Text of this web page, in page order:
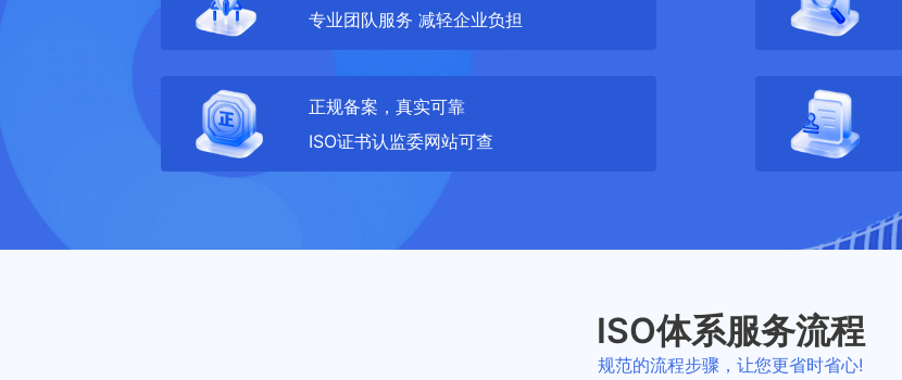
专业团队服务 减轻企业负担
正规备案，真实可靠
ISO证书认监委网站可查
ISO体系服务流程
规范的流程步骤，让您更省时省心!